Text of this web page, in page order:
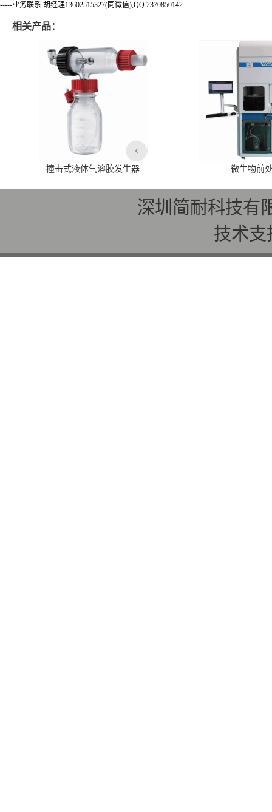
-----业务联系:胡经理13602515327(同微信),QQ:2370850142
相关产品：
撞击式液体气溶胶发生器 微生物前
深圳简耐科技有
技术